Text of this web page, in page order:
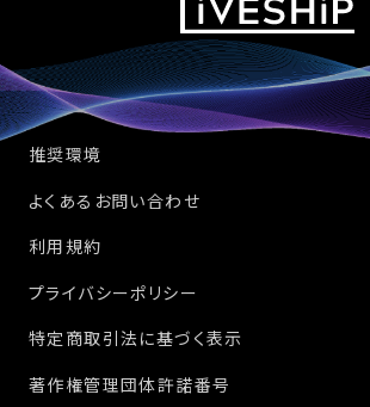
推奨環境
よくあるお問い合わせ
利用規約
プライバシーポリシー
特定商取引法に基づく表示
著作権管理団体許諾番号